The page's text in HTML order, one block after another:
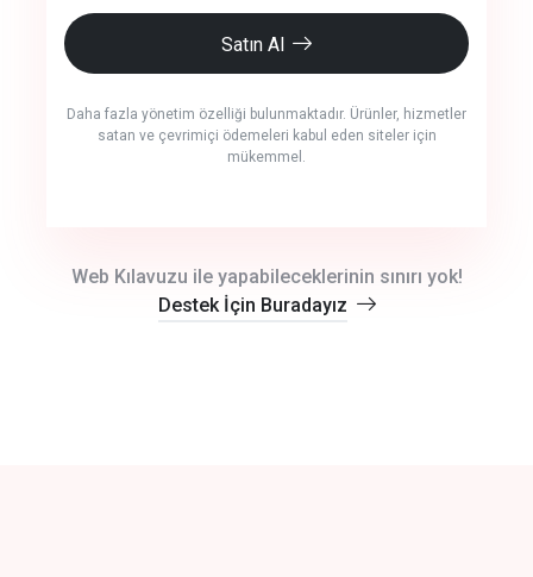
Satın Al
Daha fazla yönetim özelliği bulunmaktadır. Ürünler, hizmetler
satan ve çevrimiçi ödemeleri kabul eden siteler için
mükemmel.
Web Kılavuzu ile yapabileceklerinin sınırı yok!
Destek İçin Buradayız